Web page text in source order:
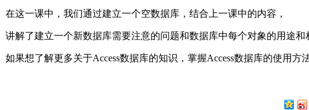
在这一课中，我们通过建立一个空数据库，结合上一课中的内容，
讲解了建立一个新数据库需要注意的问题和数据库中每个对象的用途和
如果想了解更多关于Access数据库的知识，掌握Access数据库的使用方